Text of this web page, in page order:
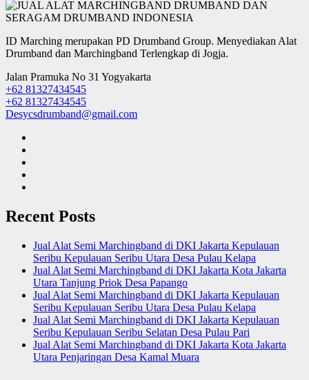
ID Marching merupakan PD Drumband Group. Menyediakan Alat
Drumband dan Marchingband Terlengkap di Jogja.
Jalan Pramuka No 31 Yogyakarta
+62 81327434545
+62 81327434545
Desycsdrumband@gmail.com
Recent Posts
Jual Alat Semi Marchingband di DKI Jakarta Kepulauan
Seribu Kepulauan Seribu Utara Desa Pulau Kelapa
Jual Alat Semi Marchingband di DKI Jakarta Kota Jakarta
Utara Tanjung Priok Desa Papango
Jual Alat Semi Marchingband di DKI Jakarta Kepulauan
Seribu Kepulauan Seribu Utara Desa Pulau Kelapa
Jual Alat Semi Marchingband di DKI Jakarta Kepulauan
Seribu Kepulauan Seribu Selatan Desa Pulau Pari
Jual Alat Semi Marchingband di DKI Jakarta Kota Jakarta
Utara Penjaringan Desa Kamal Muara